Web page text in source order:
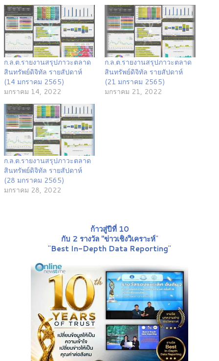
ก.ล.ต.รายงานสรุปภาวะตลาด
สินทรัพย์ดิจิทัล รายสัปดาห์
(14 มกราคม 2565)
มกราคม 14, 2022
ก.ล.ต.รายงานสรุปภาวะตลาด
สินทรัพย์ดิจิทัล รายสัปดาห์
(21 มกราคม 2565)
มกราคม 21, 2022
ก.ล.ต.รายงานสรุปภาวะตลาด
สินทรัพย์ดิจิทัล รายสัปดาห์
(28 มกราคม 2565)
มกราคม 28, 2022
ก้าวสู่ปีที่ 10
กับ 2 รางวัล "ข่าวเชิงวิเคราะห์"
"Best In-Depth Data Reporting"